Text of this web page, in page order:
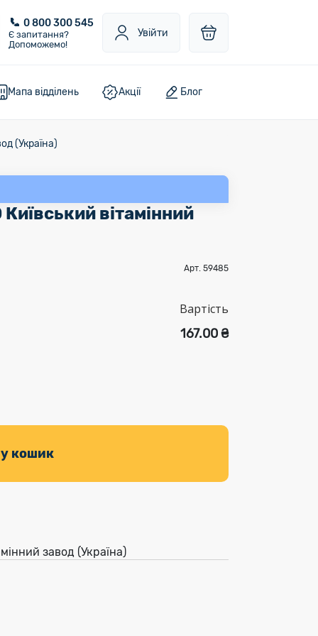
0 800 300 545
Є запитання?
Допоможемо!
Увійти
Мапа відділень Акції Блог
(Україна)
вітамінний
Арт. 59485
Вартість
167.00 ₴
кошик
завод (Україна)